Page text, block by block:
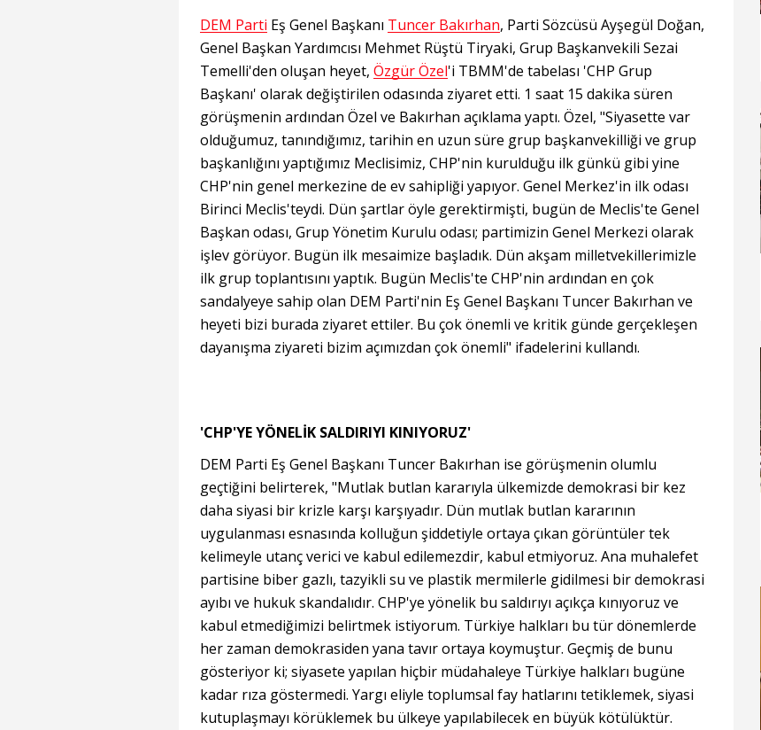
DEM Parti Eş Genel Başkanı Tuncer Bakırhan, Parti Sözcüsü Ayşegül Doğan,
Genel Başkan Yardımcısı Mehmet Rüştü Tiryaki, Grup Başkanvekili Sezai
Temelli'den oluşan heyet, Özgür Özel'i TBMM'de tabelası 'CHP Grup
Başkanı' olarak değiştirilen odasında ziyaret etti. 1 saat 15 dakika süren
görüşmenin ardından Özel ve Bakırhan açıklama yaptı. Özel, "Siyasette var
olduğumuz, tanındığımız, tarihin en uzun süre grup başkanvekilliği ve grup
başkanlığını yaptığımız Meclisimiz, CHP'nin kurulduğu ilk günkü gibi yine
CHP'nin genel merkezine de ev sahipliği yapıyor. Genel Merkez'in ilk odası
Birinci Meclis'teydi. Dün şartlar öyle gerektirmişti, bugün de Meclis'te Genel
Başkan odası, Grup Yönetim Kurulu odası; partimizin Genel Merkezi olarak
işlev görüyor. Bugün ilk mesaimize başladık. Dün akşam milletvekillerimizle
ilk grup toplantısını yaptık. Bugün Meclis'te CHP'nin ardından en çok
sandalyeye sahip olan DEM Parti'nin Eş Genel Başkanı Tuncer Bakırhan ve
heyeti bizi burada ziyaret ettiler. Bu çok önemli ve kritik günde gerçekleşen
dayanışma ziyareti bizim açımızdan çok önemli" ifadelerini kullandı.
'CHP'YE YÖNELİK SALDIRIYI KINIYORUZ'
DEM Parti Eş Genel Başkanı Tuncer Bakırhan ise görüşmenin olumlu
geçtiğini belirterek, "Mutlak butlan kararıyla ülkemizde demokrasi bir kez
daha siyasi bir krizle karşı karşıyadır. Dün mutlak butlan kararının
uygulanması esnasında kolluğun şiddetiyle ortaya çıkan görüntüler tek
kelimeyle utanç verici ve kabul edilemezdir, kabul etmiyoruz. Ana muhalefet
partisine biber gazlı, tazyikli su ve plastik mermilerle gidilmesi bir demokrasi
ayıbı ve hukuk skandalıdır. CHP'ye yönelik bu saldırıyı açıkça kınıyoruz ve
kabul etmediğimizi belirtmek istiyorum. Türkiye halkları bu tür dönemlerde
her zaman demokrasiden yana tavır ortaya koymuştur. Geçmiş de bunu
gösteriyor ki; siyasete yapılan hiçbir müdahaleye Türkiye halkları bugüne
kadar rıza göstermedi. Yargı eliyle toplumsal fay hatlarını tetiklemek, siyasi
kutuplaşmayı körüklemek bu ülkeye yapılabilecek en büyük kötülüktür.